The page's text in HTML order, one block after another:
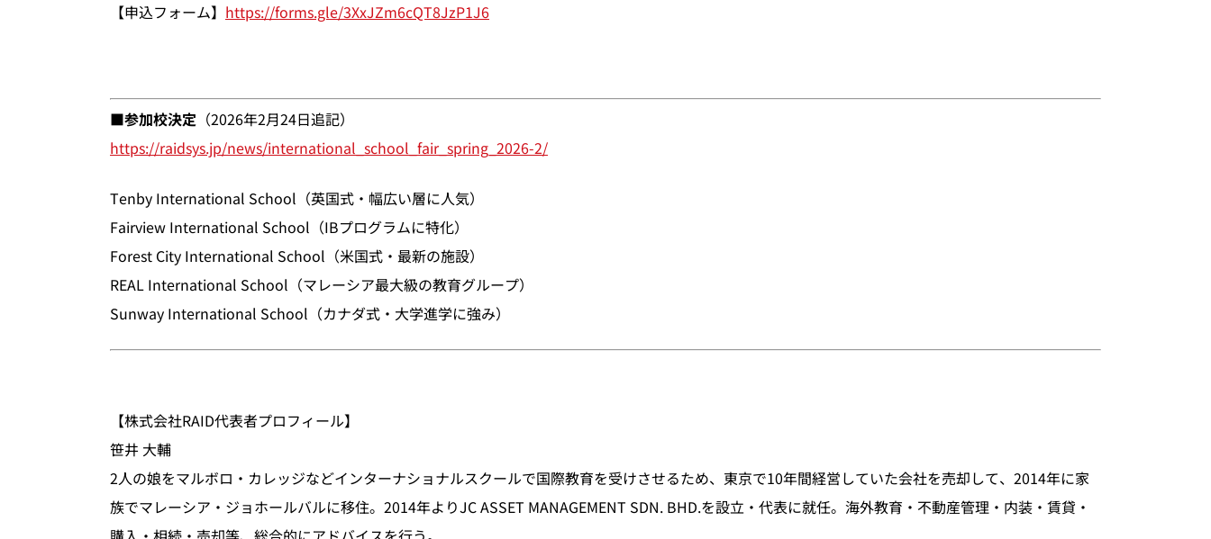
【申込フォーム】 https://forms.gle/3XxJZm6cQT8JzP1J6
■参加校決定 （2026年2月24日追記）
https://raidsys.jp/news/international_school_fair_spring_2026-2/
Tenby International School（英国式・幅広い層に人気）
Fairview International School（IBプログラムに特化）
Forest City International School（米国式・最新の施設）
REAL International School（マレーシア最大級の教育グループ）
Sunway International School（カナダ式・大学進学に強み）
【株式会社RAID代表者プロフィール】
笹井 大輔
2人の娘をマルボロ・カレッジなどインターナショナルスクールで国際教育を受けさせるため、東京で10年間経営していた会社を売却して、2014年に家
族でマレーシア・ジョホールバルに移住。2014年よりJC ASSET MANAGEMENT SDN. BHD.を設立・代表に就任。海外教育・不動産管理・内装・賃貸・